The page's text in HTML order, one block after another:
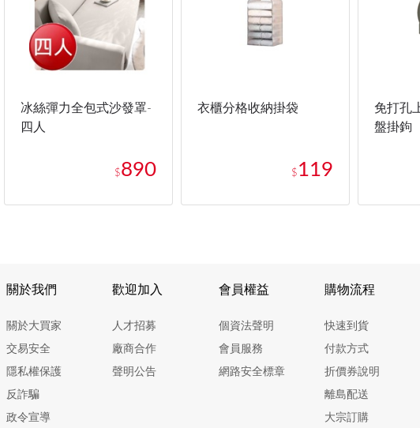
冰絲彈力全包式沙發罩-
四人
$890
衣櫃分格收納掛袋
$ 119
免打孔
盤掛鉤
關於我們
關於大買家
交易安全
隱私權保護
反詐騙
政令宣導
歡迎加入
人才招募
廠商合作
聲明公告
會員權益
個資法聲明
會員服務
網路安全標章
購物流程
快速到貨
付款方式
折價券說明
離島配送
大宗訂購